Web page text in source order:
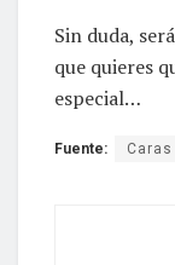
Sin duda,
que quieres
especial…
Fuente: Caras